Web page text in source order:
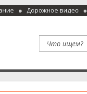
Дорожное видео